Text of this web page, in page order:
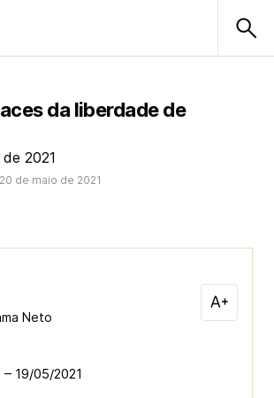
da liberdade de
2021
de maio de 2021
Neto
– 19/05/2021